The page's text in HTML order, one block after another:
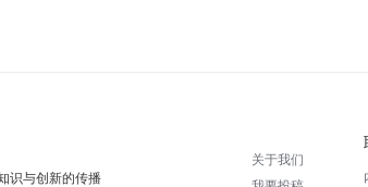
识与创新的传播
关于我们